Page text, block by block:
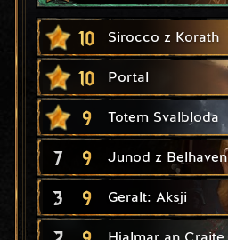
10 Sirocco z Korath
10 Portal
9 Totem Svalbloda
7 9 Junod z Belhaven
3 9 Geralt: Aksji